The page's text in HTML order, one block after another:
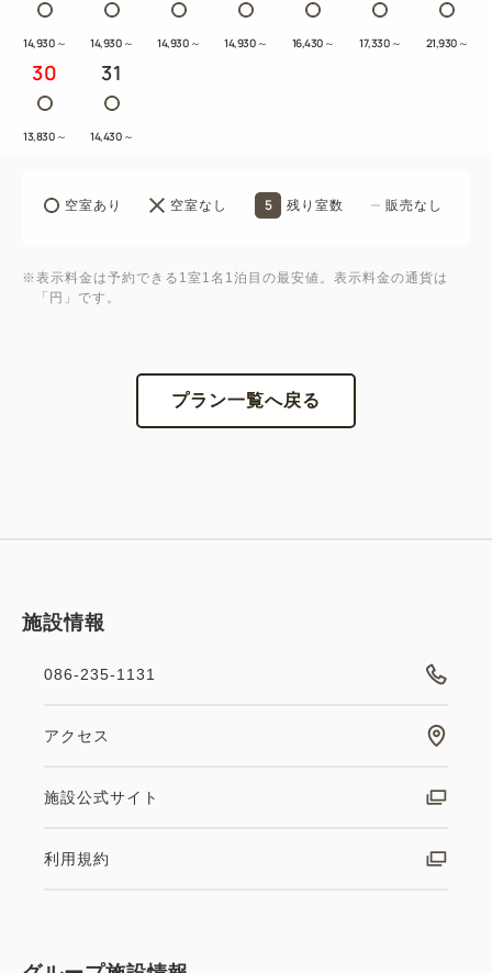
14,930 ～ 14,930 ～ 14,930 ～ 14,930 ～ 16,430 ～ 17,330 ～ 21,930 ～
30
13,830 ～
31
14,430 ～
空室あり 空室なし 5 残り室数 販売なし
※表示料金は予約できる1室1名1泊目の最安値。表示料金の通貨は
「円」です。
プラン一覧へ戻る
施設情報
086-235-1131
アクセス
施設公式サイト
利用規約